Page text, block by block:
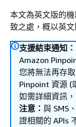
本文為英文版的
致之處，概以英文
支援結束通知：
Amazon
您將無法再存
Pinpoint 資源 (
如需詳細資訊
注意： 與 SMS
證相關的 APIs